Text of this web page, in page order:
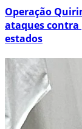
Operação
ataques
estados